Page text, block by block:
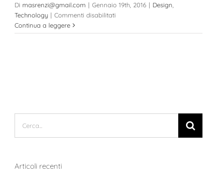
Di masrenzi@gmail.com | Gennaio 19th, 2016 | Design
Technology | Commenti disabilitati
neque
Continua a leggere
Cerca
per:
Articoli recenti